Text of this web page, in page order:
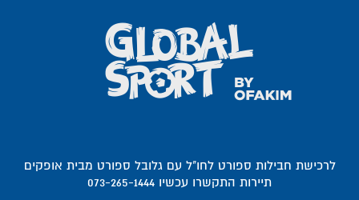
לרכישת חבילות ספורט לחו"ל עם גלובל ספורט מבית אופקים
תיירות התקשרו עכשיו 073-265-1444